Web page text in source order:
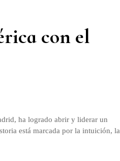
con el
ha logrado abrir y liderar un
está marcada por la intuición, la